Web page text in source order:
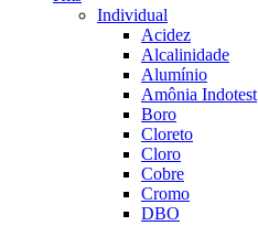
Individual
Acidez
Alcalinidade
Alumínio
Amônia Indotest
Boro
Cloreto
Cloro
Cobre
Cromo
DBO